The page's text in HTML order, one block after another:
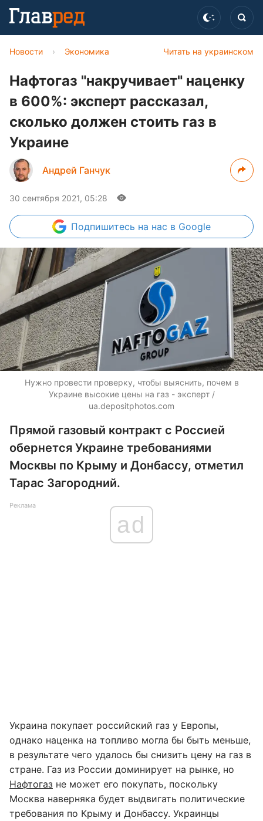
Читать на украинском
Новости › Экономика
Нафтогаз "накручивает" наценку
в 600%: эксперт рассказал,
сколько должен стоить газ в
Украине
Андрей Ганчук
30 сентября 2021, 05:28
Подпишитесь на нас в Google
Нужно провести проверку, чтобы выяснить, почем в
Украине высокие цены на газ - эксперт /
ua.depositphotos.com
Прямой газовый контракт с Россией
обернется Украине требованиями
Москвы по Крыму и Донбассу, отметил
Тарас Загородний.
Реклама
ad
Украина покупает российский газ у Европы,
однако наценка на топливо могла бы быть меньше,
в результате чего удалось бы снизить цену на газ в
стране. Газ из России доминирует на рынке, но
Нафтогаз не может его покупать, поскольку
Москва наверняка будет выдвигать политические
требования по Крыму и Донбассу. Украинцы